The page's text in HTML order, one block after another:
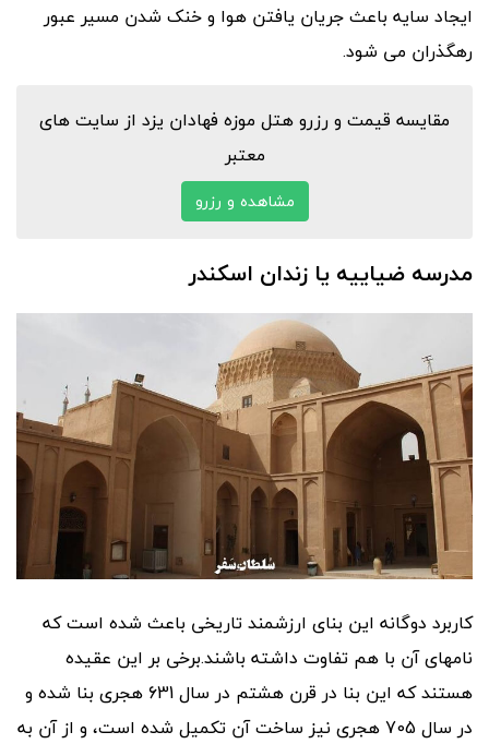
ایجاد سایه باعث جریان یافتن هوا و خنک شدن مسیر عبور
رهگذران می شود.
مقایسه قیمت و رزرو هتل موزه فهادان یزد از سایت های
معتبر
مشاهده و رزرو
مدرسه ضیاییه یا زندان اسکندر
کاربرد دوگانه این بنای ارزشمند تاریخی باعث شده است که
نامهای آن با هم تفاوت داشته باشند.برخی بر این عقیده
هستند که این بنا در قرن هشتم در سال 631 هجری بنا شده و
در سال 705 هجری نیز ساخت آن تکمیل شده است، و از آن به